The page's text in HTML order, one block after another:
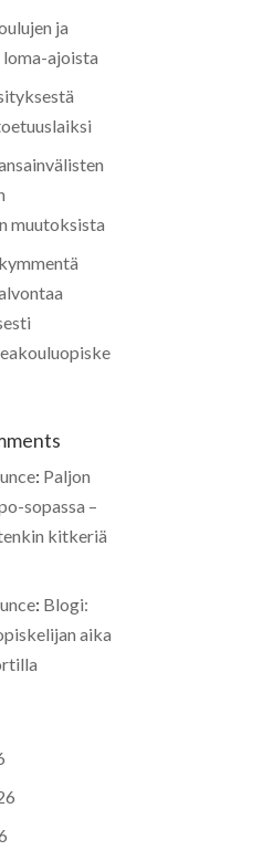
ja
ajoista
muutoksista
: Paljon
sopassa –
kitkeriä
: Blogi:
aika